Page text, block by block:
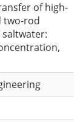
of high-
two-rod